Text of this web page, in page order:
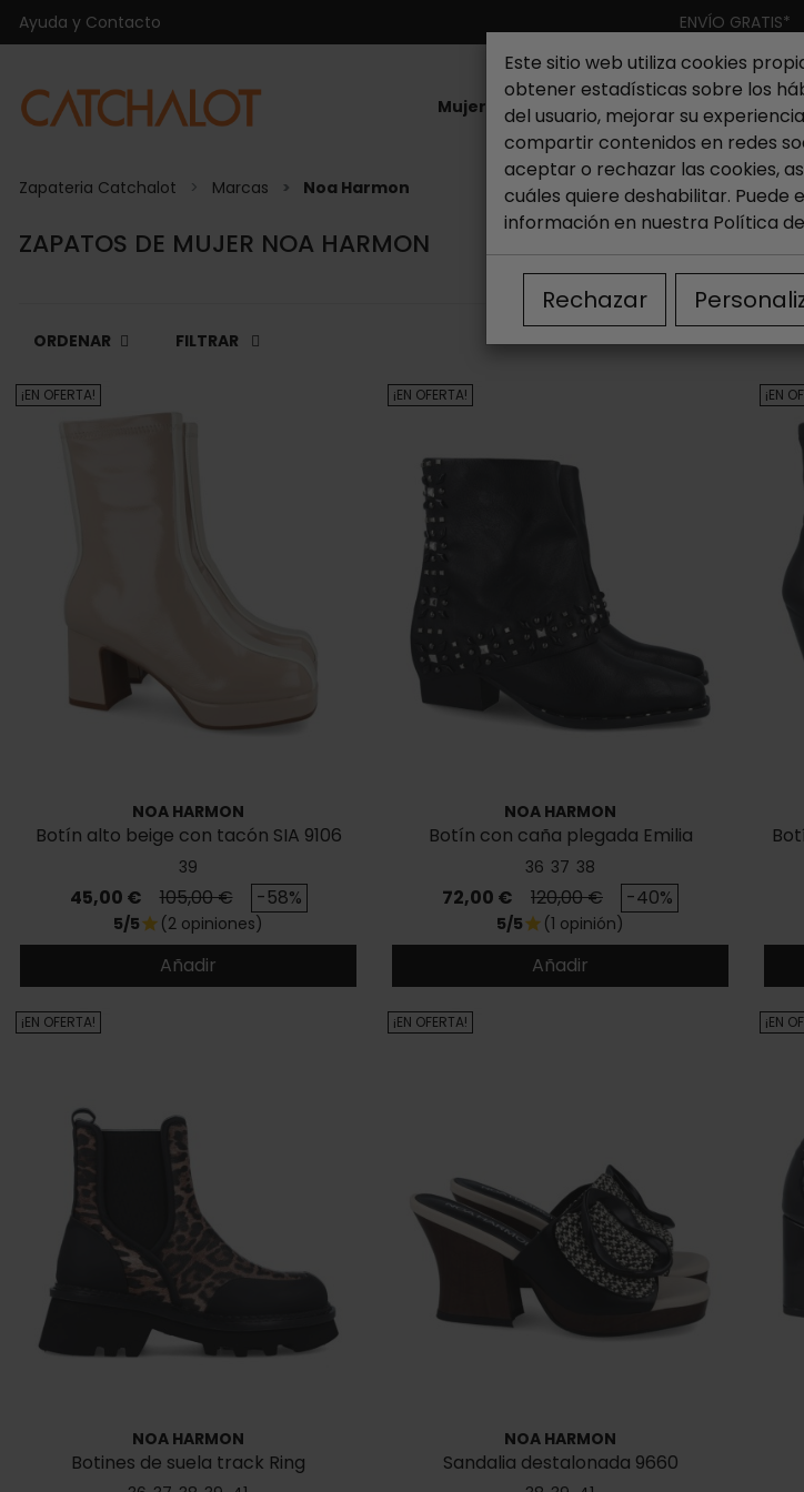
Ayuda y Contacto ENVÍO GRATIS*
Mujer Hombre Niño Nueva colección
Zapateria Catchalot Marcas Noa Harmon
ZAPATOS DE MUJER NOA HARMON
ORDENAR FILTRAR
NOA HARMON
Botín alto beige con tacón SIA 9106
39
Precio
45,00 € Precio base
105,00 € -58%
¡EN OFERTA!
5/5star (2 opiniones)
Añadir
NOA HARMON
Botín con caña plegada Emilia
36 37 38
Precio
72,00 € Precio base
120,00 € -40%
¡EN OFERTA!
5/5star (1 opinión)
Añadir
¡EN
NOA HARMON
Botines de suela track Ring
¡EN OFERTA!
NOA HARMON
Sandalia destalonada 9660
¡EN OFERTA! ¡EN
Este sitio web utiliza cookies
obtener estadísticas sobre los
del usuario, mejorar su
compartir contenidos en redes
aceptar o rechazar las cookies,
cuáles quiere deshabilitar. Puede
información en nuestra Política
Rechazar